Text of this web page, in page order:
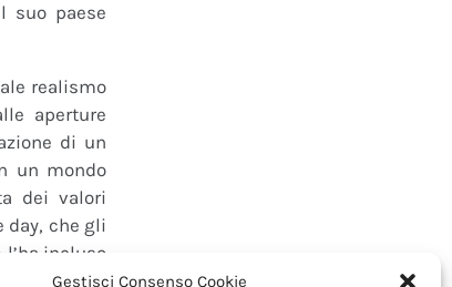
Gestisci Consenso Cookie
suo paese
realismo
aperture
di un
un mondo
dei valori
day, che gli
incluso